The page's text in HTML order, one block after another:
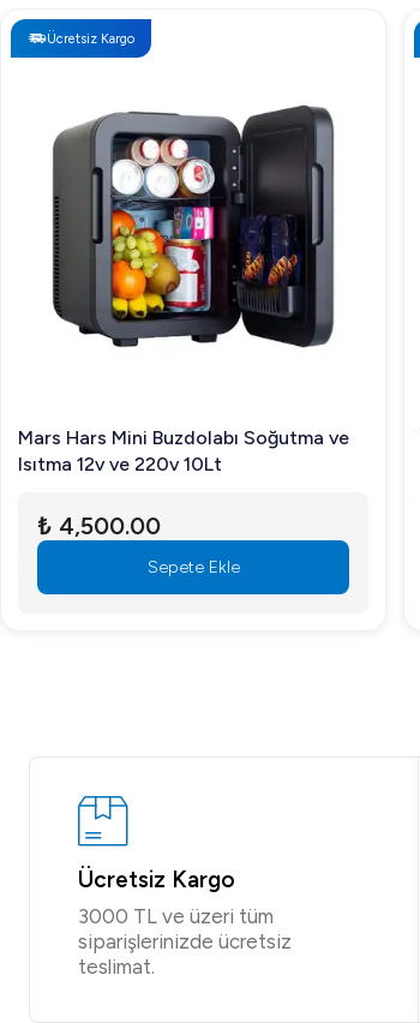
Ücretsiz Kargo
Mars Hars Mini Buzdolabı Soğutma ve
Isıtma 12v ve 220v 10Lt
₺ 4,500.00
Sepete Ekle
Ücretsiz Kargo
3000 TL ve üzeri tüm
siparişlerinizde ücretsiz
teslimat.